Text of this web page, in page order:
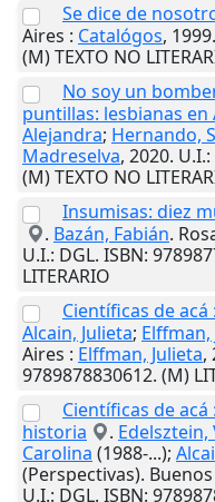
Se dice de
Aires : Catalógos, 1999.
(M) TEXTO NO
No soy un
puntillas: lesbianas
Alejandra; Hernando,
Madreselva, 2020. U.I.
(M) TEXTO NO
Insumisas: diez
. Bazán, Fabián.
U.I.: DGL. ISBN:
LITERARIO
Científicas de
Alcain, Julieta; Elffman,
Aires : Elffman, Julieta,
9789878830612. (M)
Científicas de
historia
. Edelsztein,
Carolina (1988-...);
(Perspectivas).
U.I.: DGL. ISBN: